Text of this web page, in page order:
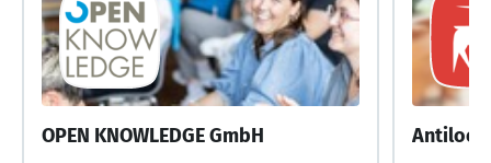
OPEN KNOWLEDGE GmbH Antiloop